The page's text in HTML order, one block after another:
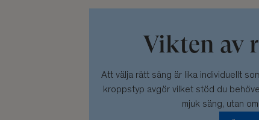
Vikten av
Att välja rätt säng är lika individuellt
kroppstyp avgör vilket stöd du
mjuk säng, utan